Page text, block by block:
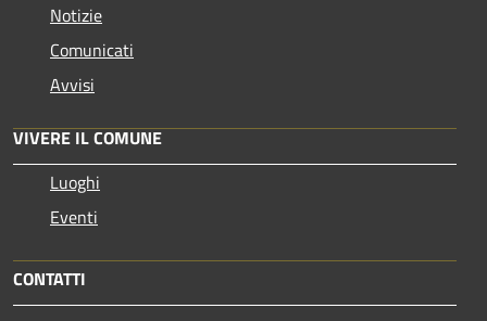
Notizie
Comunicati
Avvisi
VIVERE IL COMUNE
Luoghi
Eventi
CONTATTI